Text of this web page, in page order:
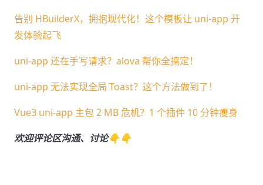
告别 HBuilderX，拥抱现代化！这个模板让 uni-app 开
发体验起飞
uni-app 还在手写请求？alova 帮你全搞定！
uni-app 无法实现全局 Toast？这个方法做到了！
Vue3 uni-app 主包 2 MB 危机？1 个插件 10 分钟瘦身
欢迎评论区沟通、讨论👇👇